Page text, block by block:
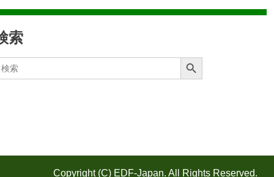
索
Search Button
Copyright (C) EDF-Japan. All Rights Reserved.